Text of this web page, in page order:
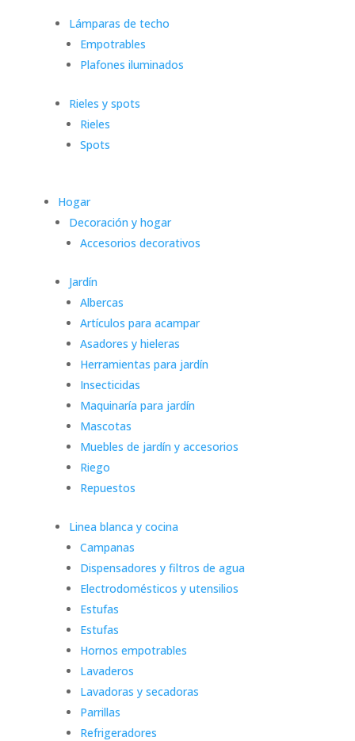
Lámparas de techo
Empotrables
Plafones iluminados
Rieles y spots
Rieles
Spots
Hogar
Decoración y hogar
Accesorios decorativos
Jardín
Albercas
Artículos para acampar
Asadores y hieleras
Herramientas para jardín
Insecticidas
Maquinaría para jardín
Mascotas
Muebles de jardín y accesorios
Riego
Repuestos
Linea blanca y cocina
Campanas
Dispensadores y filtros de agua
Electrodomésticos y utensilios
Estufas
Estufas
Hornos empotrables
Lavaderos
Lavadoras y secadoras
Parrillas
Refrigeradores